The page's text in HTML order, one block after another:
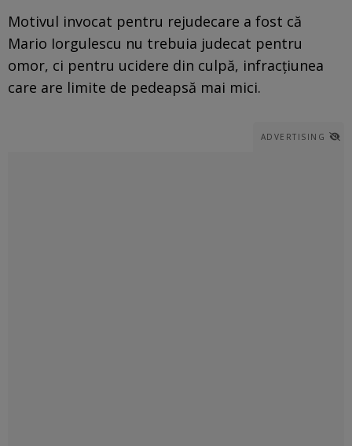
Motivul invocat pentru rejudecare a fost că
Mario Iorgulescu nu trebuia judecat pentru
omor, ci pentru ucidere din culpă, infracţiunea
care are limite de pedeapsă mai mici.
ADVERTISING